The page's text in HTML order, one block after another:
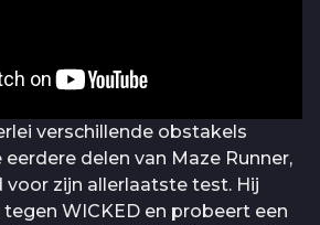
verschillende obstakels
delen van Maze Runner,
voor zijn allerlaatste test. Hij
WICKED en probeert een